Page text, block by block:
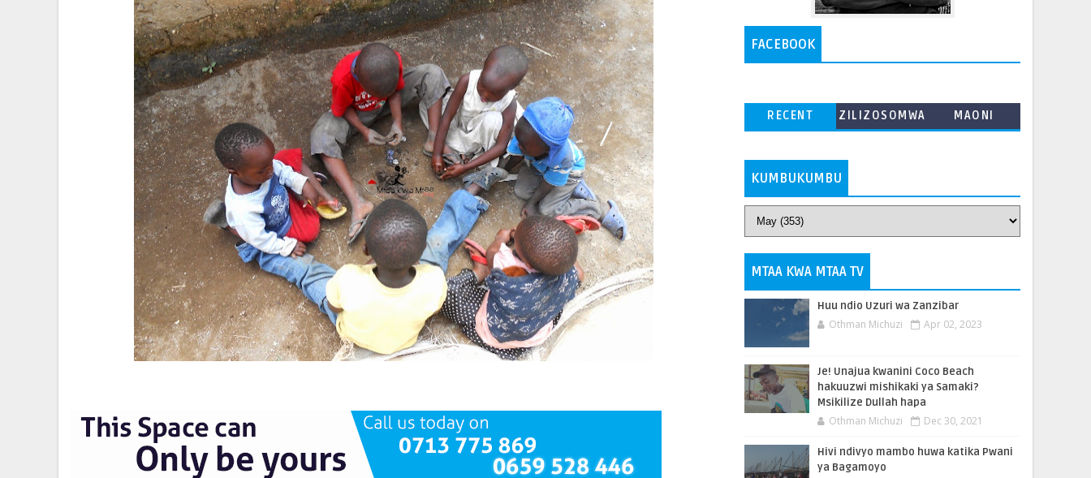
FACEBOOK
RECENT
ZILIZOSOMWA
MAONI
KUMBUKUMBU
MTAA KWA MTAA TV
Huu ndio Uzuri wa Zanzibar
Othman Michuzi Apr 02, 2023
Je! Unajua kwanini Coco Beach
hakuuzwi mishikaki ya Samaki?
Msikilize Dullah hapa
Othman Michuzi Dec 30, 2021
Hivi ndivyo mambo huwa katika Pwani
ya Bagamoyo